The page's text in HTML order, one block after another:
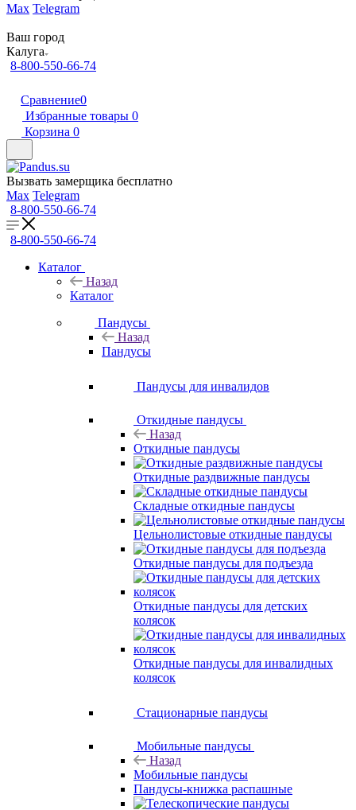
Max Telegram
Ваш город
Калуга
8-800-550-66-74
Сравнение0
Избранные товары 0
Корзина 0
Вызвать замерщика бесплатно
Max Telegram
8-800-550-66-74
8-800-550-66-74
Каталог
Назад
Каталог
Пандусы
Назад
Пандусы
Пандусы для инвалидов
Откидные пандусы
Назад
Откидные пандусы
Откидные раздвижные пандусы
Складные откидные пандусы
Цельнолистовые откидные пандусы
Откидные пандусы для подъезда
Откидные пандусы для детских
колясок
Откидные пандусы для инвалидных
колясок
Стационарные пандусы
Мобильные пандусы
Назад
Мобильные пандусы
Пандусы-книжка распашные